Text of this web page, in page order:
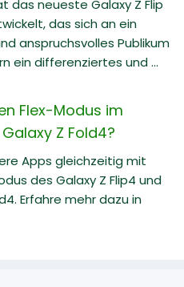
das neueste Galaxy Z Flip
das sich an ein
anspruchsvolles Publikum
ein differenziertes und ...
Flex-Modus im
Z Fold4?
Apps gleichzeitig mit
des Galaxy Z Flip4 und
Erfahre mehr dazu in